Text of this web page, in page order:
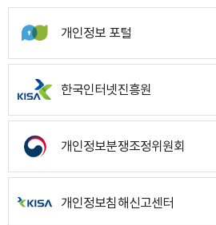
개인정보 포털
한국인터넷진흥원
개인정보분쟁조정위원회
개인정보침해신고센터